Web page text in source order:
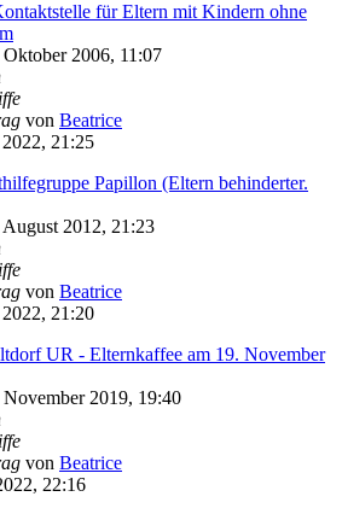
für Eltern mit Kindern ohne
Oktober 2006, 11:07
von Beatrice
21:25
Papillon (Eltern behinderter.
August 2012, 21:23
von Beatrice
21:20
UR - Elternkaffee am 19. November
November 2019, 19:40
von Beatrice
22:16